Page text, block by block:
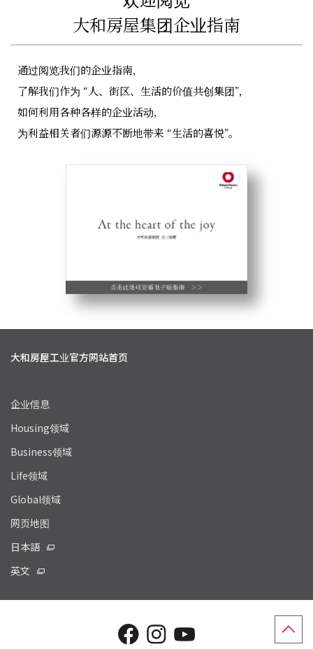
大和房屋集团企业指南
通过阅览我们的企业指南，
了解我们作为 “人、街区、生活的价值共创集团”，
如何利用各种各样的企业活动，
为利益相关者们源源不断地带来 “生活的喜悦”。
大和房屋工业官方网站首页
企业信息
Housing领域
Business领域
Life领域
Global领域
网页地图
日本語
英文